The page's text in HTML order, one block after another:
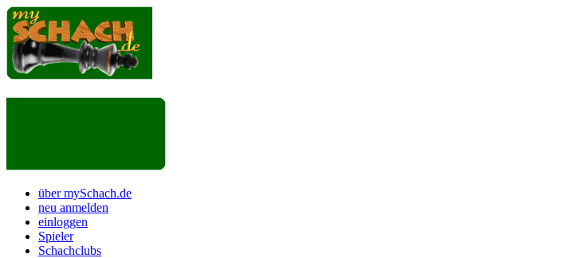
über mySchach.de
neu anmelden
einloggen
Spieler
Schachclubs